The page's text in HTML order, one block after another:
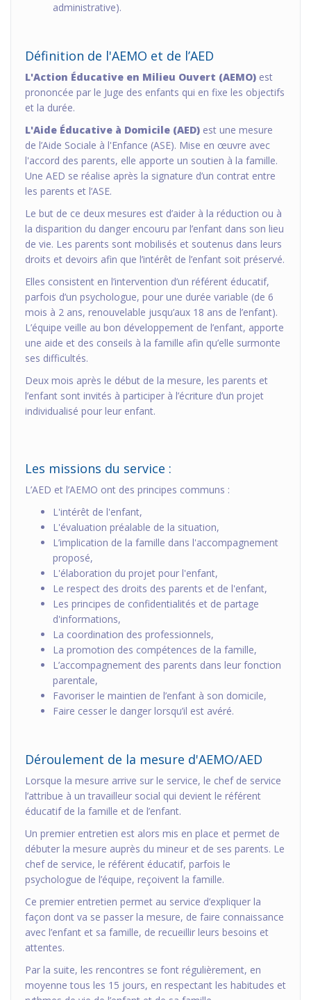
administrative).
Définition de l'AEMO et de l’AED
L'Action Éducative en Milieu Ouvert (AEMO) est
prononcée par le Juge des enfants qui en fixe les objectifs
et la durée.
L'Aide Éducative à Domicile (AED) est une mesure
de l’Aide Sociale à l'Enfance (ASE). Mise en œuvre avec
l'accord des parents, elle apporte un soutien à la famille.
Une AED se réalise après la signature d’un contrat entre
les parents et l’ASE.
Le but de ce deux mesures est d’aider à la réduction ou à
la disparition du danger encouru par l’enfant dans son lieu
de vie. Les parents sont mobilisés et soutenus dans leurs
droits et devoirs afin que l’intérêt de l’enfant soit préservé.
Elles consistent en l’intervention d’un référent éducatif,
parfois d’un psychologue, pour une durée variable (de 6
mois à 2 ans, renouvelable jusqu’aux 18 ans de l’enfant).
L’équipe veille au bon développement de l’enfant, apporte
une aide et des conseils à la famille afin qu’elle surmonte
ses difficultés.
Deux mois après le début de la mesure, les parents et
l’enfant sont invités à participer à l’écriture d’un projet
individualisé pour leur enfant.
Les missions du service :
L’AED et l’AEMO ont des principes communs :
L'intérêt de l'enfant,
L'évaluation préalable de la situation,
L’implication de la famille dans l'accompagnement
proposé,
L'élaboration du projet pour l'enfant,
Le respect des droits des parents et de l'enfant,
Les principes de confidentialités et de partage
d'informations,
La coordination des professionnels,
La promotion des compétences de la famille,
L’accompagnement des parents dans leur fonction
parentale,
Favoriser le maintien de l’enfant à son domicile,
Faire cesser le danger lorsqu’il est avéré.
Déroulement de la mesure d'AEMO/AED
Lorsque la mesure arrive sur le service, le chef de service
l’attribue à un travailleur social qui devient le référent
éducatif de la famille et de l’enfant.
Un premier entretien est alors mis en place et permet de
débuter la mesure auprès du mineur et de ses parents. Le
chef de service, le référent éducatif, parfois le
psychologue de l’équipe, reçoivent la famille.
Ce premier entretien permet au service d’expliquer la
façon dont va se passer la mesure, de faire connaissance
avec l’enfant et sa famille, de recueillir leurs besoins et
attentes.
Par la suite, les rencontres se font régulièrement, en
moyenne tous les 15 jours, en respectant les habitudes et